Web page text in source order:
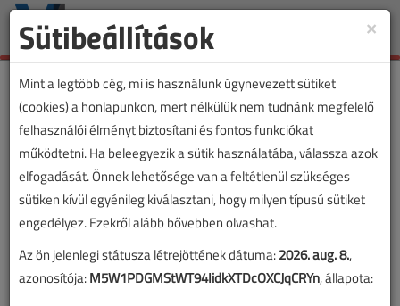
Toggle
×
Sütibeállítások
Mint a legtöbb cég, mi is használunk úgynevezett sütiket
(cookies) a honlapunkon, mert nélkülük nem tudnánk megfelelő
felhasználói élményt biztosítani és fontos funkciókat
működtetni. Ha beleegyezik a sütik használatába, válassza azok
elfogadását. Önnek lehetősége van a feltétlenül szükséges
sütiken kívül egyénileg kiválasztani, hogy milyen típusú sütiket
engedélyez. Ezekről alább bővebben olvashat.
Az ön jelenlegi státusza létrejöttének dátuma:2026. aug. 8.,
azonosítója:M5W1PDGMStWT94IidkXTDcOXCJqCRYn, állapota: